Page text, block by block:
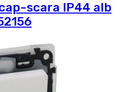
scara IP44 alb